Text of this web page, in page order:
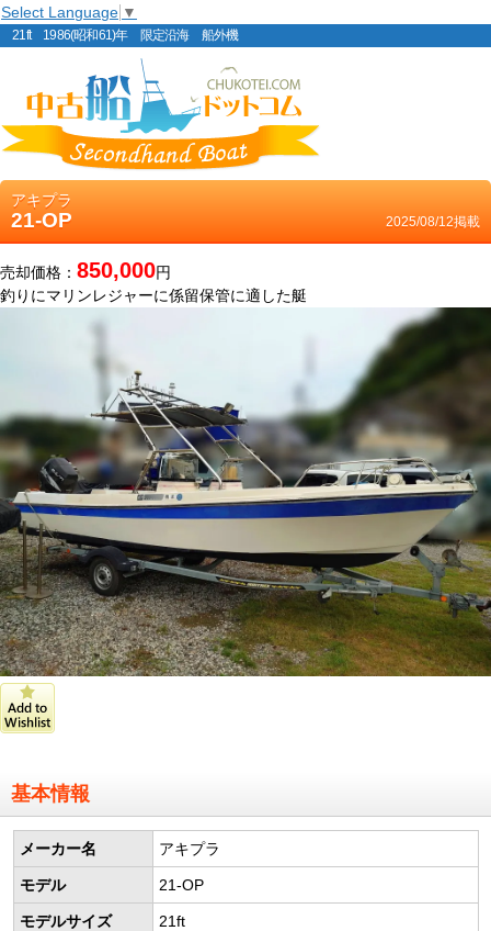
Select Language ▼
21ft 1986(昭和61)年 限定沿海 船外機
アキプラ
21-OP 2025/08/12掲載
売却価格： 850,000円
釣りにマリンレジャーに係留保管に適した艇
基本情報
メーカー名 アキプラ
モデル 21-OP
モデルサイズ 21ft